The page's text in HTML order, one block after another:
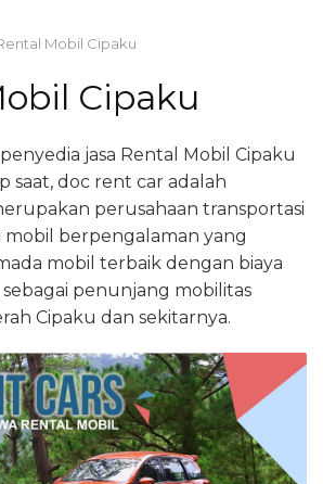
Mobil Cipaku
Cipaku
jasa Rental Mobil Cipaku
saat, doc rent car adalah
perusahaan transportasi
mobil berpengalaman yang
mobil terbaik dengan biaya
penunjang mobilitas
Cipaku dan sekitarnya.